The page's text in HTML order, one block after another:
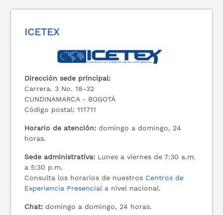
ICETEX
Dirección sede principal:
Carrera. 3 No. 18-32
CUNDINAMARCA - BOGOTÁ
Código postal: 111711
Horario de atención: domingo a domingo, 24
horas.
Sede administrativa: Lunes a viernes de 7:30 a.m.
a 5:30 p.m.
Consulta los horarios de nuestros Centros de
Experiencia Presencial a nivel nacional.
Chat: domingo a domingo, 24 horas.